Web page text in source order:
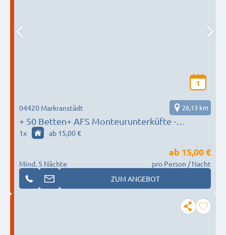
1
+ 50 Betten+ AFS Monteurunterküfte -
Markranstädt Nähe Leuna
04420 Markranstädt 26,13 km
1x ab 15,00 €
Mind. 5 Nächte
ab 15,00 €
pro Person / Nacht
ZUM ANGEBOT